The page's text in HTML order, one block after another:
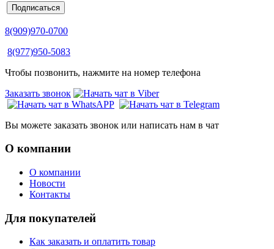
8(909)970-0700
8(977)950-5083
Чтобы позвонить, нажмите на номер телефона
Заказать звонок
Вы можете заказать звонок или написать нам в чат
О компании
О компании
Новости
Контакты
Для покупателей
Как заказать и оплатить товар